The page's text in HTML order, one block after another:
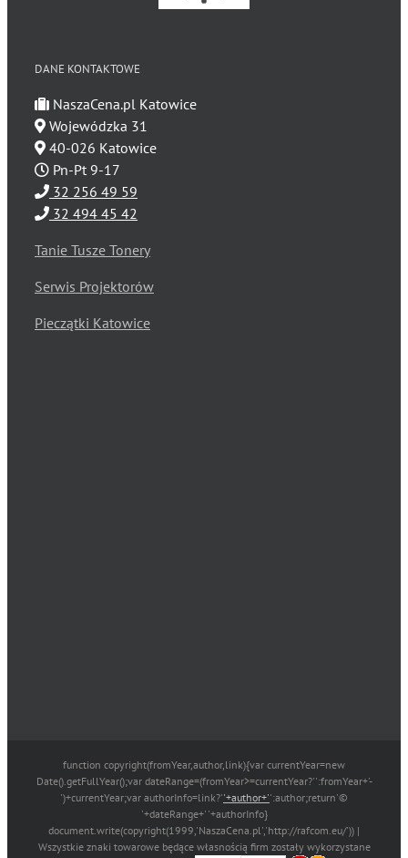
DANE KONTAKTOWE
NaszaCena.pl Katowice
Wojewódzka 31
40-026 Katowice
Pn-Pt 9-17
32 256 49 59
32 494 45 42
Tanie Tusze Tonery
Serwis Projektorów
Pieczątki Katowice
function copyright(fromYear,author,link){var currentYear=new
Date().getFullYear();var dateRange=(fromYear>=currentYear?'':fromYear+'-
')+currentYear;var authorInfo=link?''+author+'':author;return'©
'+dateRange+' '+authorInfo}
document.write(copyright(1999,'NaszaCena.pl','http://rafcom.eu/')) |
Wszystkie znaki towarowe będące własnością firm zostały wykorzystane